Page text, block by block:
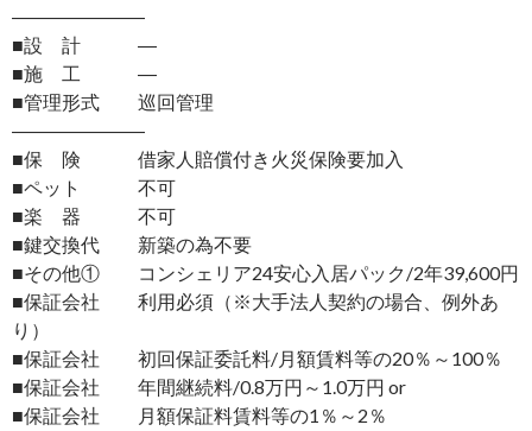
―――――――
■設 計 ―
■施 工 ―
■管理形式 巡回管理
―――――――
■保 険 借家人賠償付き火災保険要加入
■ペット 不可
■楽 器 不可
■鍵交換代 新築の為不要
■その他① コンシェリア24安心入居パック/2年39,600円
■保証会社 利用必須（※大手法人契約の場合、例外あ
り）
■保証会社 初回保証委託料/月額賃料等の20％～100％
■保証会社 年間継続料/0.8万円～1.0万円 or
■保証会社 月額保証料賃料等の1％～2％